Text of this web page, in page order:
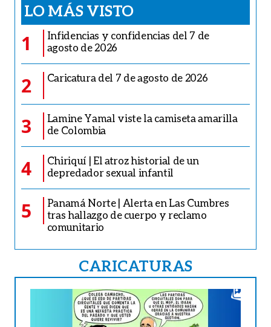
LO MÁS VISTO
1
Infidencias y confidencias del 7 de
agosto de 2026
2 Caricatura del 7 de agosto de 2026
3
Lamine Yamal viste la camiseta amarilla
de Colombia
4
Chiriquí | El atroz historial de un
depredador sexual infantil
5
Panamá Norte | Alerta en Las Cumbres
tras hallazgo de cuerpo y reclamo
comunitario
CARICATURAS